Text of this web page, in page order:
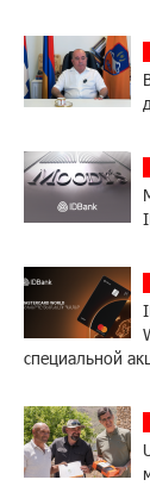
специальной